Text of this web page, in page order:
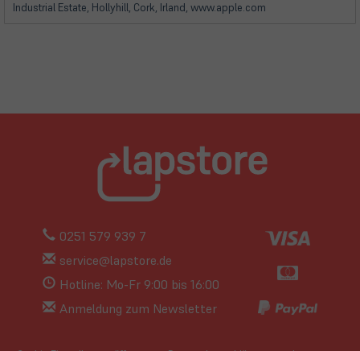
Industrial Estate, Hollyhill, Cork, Irland, www.apple.com
0251 579 939 7
service@lapstore.de
Hotline: Mo-Fr 9:00 bis 16:00
Anmeldung zum Newsletter